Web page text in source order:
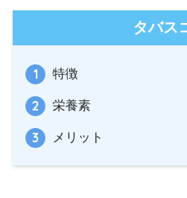
タバス
特徴
栄養素
メリット